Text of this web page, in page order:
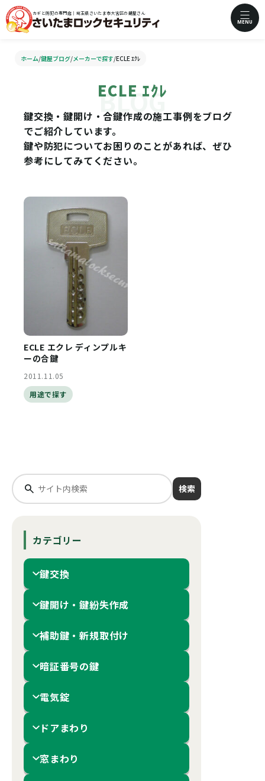
カギと防犯の専門店｜埼玉県さいたま市大宮区の鍵屋さん
MENU
ホーム/鍵屋ブログ/メーカーで探す/ECLE ｴｸﾚ
ECLE ｴｸﾚ
鍵交換・鍵開け・合鍵作成の施工事例をブログ
でご紹介しています。
鍵や防犯についてお困りのことがあれば、ぜひ
参考にしてみてください。
ECLE エクレ ディンプルキ
ーの合鍵
2011.11.05
用途で探す
検索
カテゴリー
鍵交換
鍵開け・鍵紛失作成
補助鍵・新規取付け
暗証番号の鍵
電気錠
ドアまわり
窓まわり